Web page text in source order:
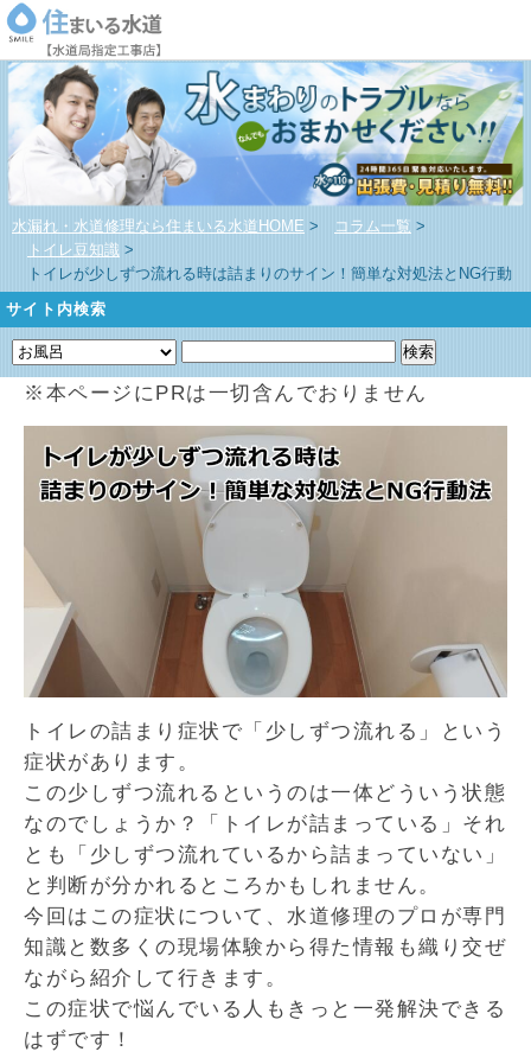
水漏れ・水道修理なら住まいる水道HOME > コラム一覧 >
トイレ豆知識 >
トイレが少しずつ流れる時は詰まりのサイン！簡単な対処法とNG行動
サイト内検索
※本ページにPRは一切含んでおりません
トイレの詰まり症状で「少しずつ流れる」という
症状があります。
この少しずつ流れるというのは一体どういう状態
なのでしょうか？「トイレが詰まっている」それ
とも「少しずつ流れているから詰まっていない」
と判断が分かれるところかもしれません。
今回はこの症状について、水道修理のプロが専門
知識と数多くの現場体験から得た情報も織り交ぜ
ながら紹介して行きます。
この症状で悩んでいる人もきっと一発解決できる
はずです！